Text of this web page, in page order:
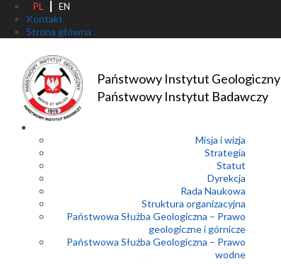
PL EN
Kontakt
Strona główna
Państwowy Instytut Geologiczny
Państwowy Instytut Badawczy
Misja i wizja
Strategia
Statut
Dyrekcja
Rada Naukowa
Struktura organizacyjna
Państwowa Służba Geologiczna – Prawo
geologiczne i górnicze
Państwowa Służba Geologiczna – Prawo
wodne